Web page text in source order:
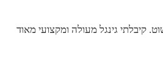
קיבלתי גינגל מעולה ומקצועי מאוד